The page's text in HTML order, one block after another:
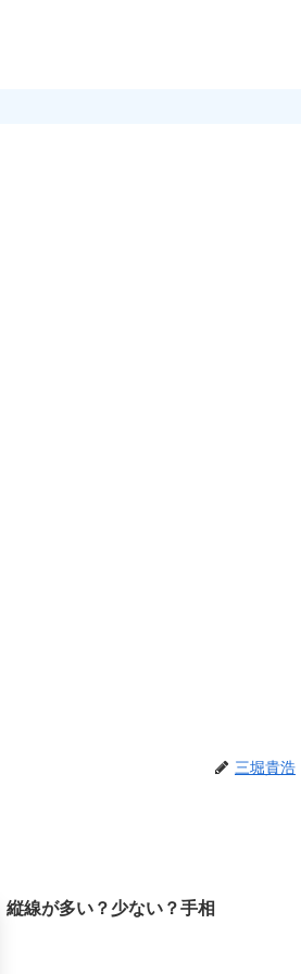
三堀貴浩
縦線が多い？少ない？手相